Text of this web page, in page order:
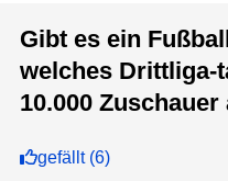
Gibt es ein
welches Drittliga-
10.000
gefällt(6)